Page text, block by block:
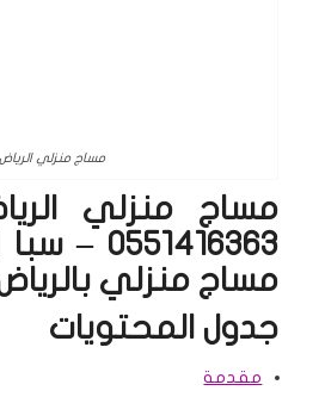
مساج منزلي الرياض
مساج منزلي
مساج منزلي
جدول المحتويات
مقدمة